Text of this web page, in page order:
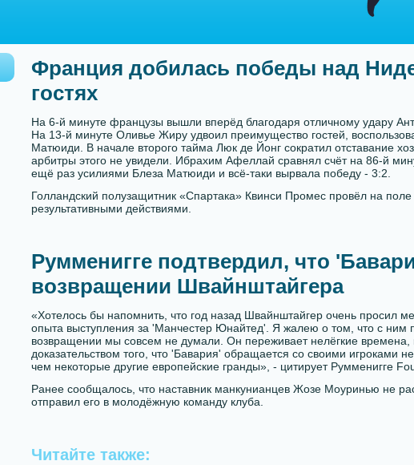
Франция добилась победы над
гостях
На 6-й минуте французы вышли вперёд благодаря отличному удару
На 13-й минуте Оливье Жиру удвоил преимущество гостей,
Матюиди. В начале второго тайма Люк де Йонг сократил отставание
арбитры этого не увидели. Ибрахим Афеллай сравнял счёт на 86-й
ещё раз усилиями Блеза Матюиди и всё-таки вырвала победу - 3:2.
Голландский полузащитник «Спартака» Квинси Промес провёл на
результативными действиями.
Румменигге подтвердил, что
возвращении Швайнштайгера
«Хотелось бы напомнить, что год назад Швайнштайгер очень просил
опыта выступления за 'Манчестер Юнайтед'. Я жалею о том, что с ним
возвращении мы совсем не думали. Он переживает нелёгкие
доказательством того, что 'Бавария' обращается со своими игроками
чем некоторые другие европейские гранды», - цитирует Румменигге
Ранее сообщалось, что наставник манкунианцев Жозе Моуринью не
отправил его в молодёжную команду клуба.
Читайте также: